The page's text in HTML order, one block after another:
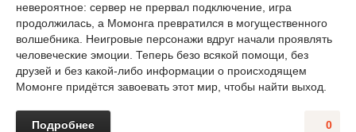
невероятное: сервер не прервал подключение, игра
продолжилась, а Момонга превратился в могущественного
волшебника. Неигровые персонажи вдруг начали проявлять
человеческие эмоции. Теперь безо всякой помощи, без
друзей и без какой-либо информации о происходящем
Момонге придётся завоевать этот мир, чтобы найти выход.
0
Подробнее